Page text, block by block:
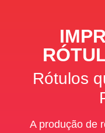
Rótulos
A produção de